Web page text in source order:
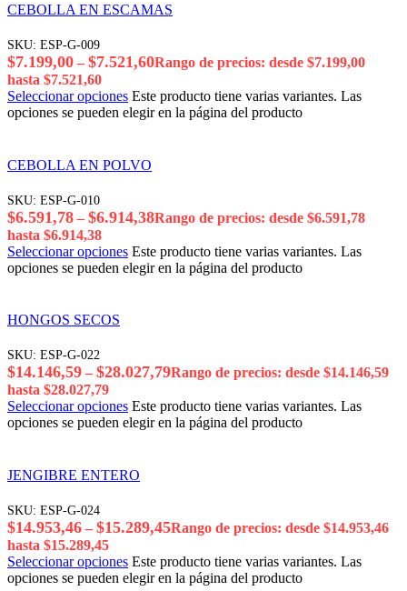
CEBOLLA EN ESCAMAS
SKU: ESP-G-009
$7.199,00 – $7.521,60Rango de precios: desde $7.199,00
hasta $7.521,60
Seleccionar opciones Este producto tiene varias variantes. Las
opciones se pueden elegir en la página del producto
CEBOLLA EN POLVO
SKU: ESP-G-010
$6.591,78 – $6.914,38Rango de precios: desde $6.591,78
hasta $6.914,38
Seleccionar opciones Este producto tiene varias variantes. Las
opciones se pueden elegir en la página del producto
HONGOS SECOS
SKU: ESP-G-022
$14.146,59 – $28.027,79Rango de precios: desde $14.146,59
hasta $28.027,79
Seleccionar opciones Este producto tiene varias variantes. Las
opciones se pueden elegir en la página del producto
JENGIBRE ENTERO
SKU: ESP-G-024
$14.953,46 – $15.289,45Rango de precios: desde $14.953,46
hasta $15.289,45
Seleccionar opciones Este producto tiene varias variantes. Las
opciones se pueden elegir en la página del producto